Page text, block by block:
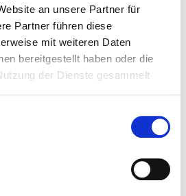
an unsere Partner für
Partner führen diese
mit weiteren Daten
bereitgestellt haben oder die
der Dienste gesammelt